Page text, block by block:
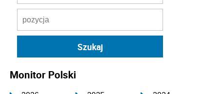
Monitor Polski